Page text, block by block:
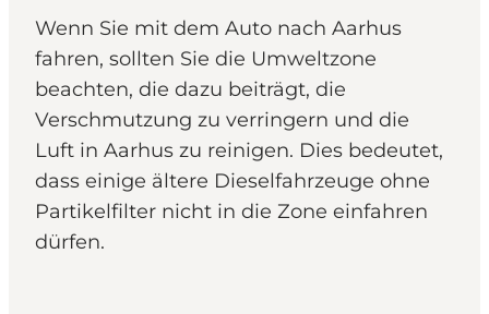
Städte und Regionen
Reiseplanung
Transport
Wenn Sie mit dem Auto nach Aarhus
fahren, sollten Sie die Umweltzone
beachten, die dazu beiträgt, die
Verschmutzung zu verringern und die
Luft in Aarhus zu reinigen. Dies bedeutet,
dass einige ältere Dieselfahrzeuge ohne
Partikelfilter nicht in die Zone einfahren
dürfen.